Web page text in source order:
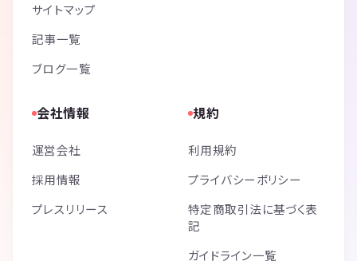
サイトマップ
記事一覧
ブログ一覧
会社情報
運営会社
採用情報
プレスリリース
規約
利用規約
プライバシーポリシー
特定商取引法に基づく表
記
ガイドライン一覧